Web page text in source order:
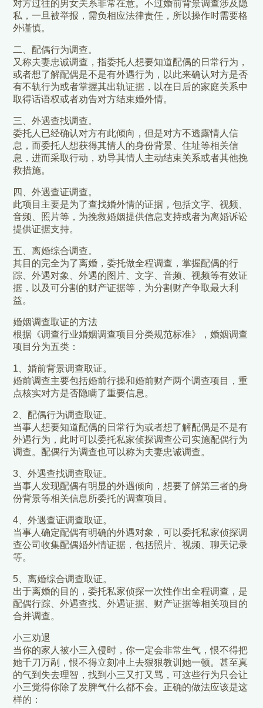
对方过往的男女关系非常在意。不过婚前背景调查涉及隐
私，一旦被举报，需负相应法律责任，所以操作时需要格
外谨慎。
二、配偶行为调查。
又称夫妻忠诚调查，指委托人想要知道配偶的日常行为，
或者想了解配偶是不是有外遇行为，以此来确认对方是否
有不轨行为或者掌握其出轨证据，以在日后的家庭关系中
取得话语权或者劝告对方结束婚外情。
三、外遇查找调查。
委托人已经确认对方有此倾向，但是对方不透露情人信
息，而委托人想获得其情人的身份背景、住址等相关信
息，进而采取行动，劝导其情人主动结束关系或者其他挽
救措施。
四、外遇查证调查。
此项目主要是为了查找婚外情的证据，包括文字、视频、
音频、照片等，为挽救婚姻提供信息支持或者为离婚诉讼
提供证据支持。
五、离婚综合调查。
其目的完全为了离婚，委托做全程调查，掌握配偶的行
踪、外遇对象、外遇的图片、文字、音频、视频等有效证
据，以及可分割的财产证据等，为分割财产争取最大利
益。
婚姻调查取证的方法
根据《调查行业婚姻调查项目分类规范标准》，婚姻调查
项目分为五类：
1、婚前背景调查取证。
婚前调查主要包括婚前行操和婚前财产两个调查项目，重
点核实对方是否隐瞒了重要信息。
2、配偶行为调查取证。
当事人想要知道配偶的日常行为或者想了解配偶是不是有
外遇行为，此时可以委托私家侦探调查公司实施配偶行为
调查。配偶行为调查也可以称为夫妻忠诚调查。
3、外遇查找调查取证。
当事人发现配偶有明显的外遇倾向，想要了解第三者的身
份背景等相关信息所委托的调查项目。
4、外遇查证调查取证。
当事人确定配偶有明确的外遇对象，可以委托私家侦探调
查公司收集配偶婚外情证据，包括照片、视频、聊天记录
等。
5、离婚综合调查取证。
出于离婚的目的，委托私家侦探一次性作出全程调查，是
配偶行踪、外遇查找、外遇证据、财产证据等相关项目的
合并调查。
小三劝退
当你的家人被小三入侵时，你一定会非常生气，恨不得把
她千刀万剐，恨不得立刻冲上去狠狠教训她一顿。甚至真
的气到失去理智，找到小三又打又骂，可这些行为只会让
小三觉得你除了发脾气什么都不会。正确的做法应该是这
样的：